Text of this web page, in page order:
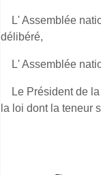
L' Assemblée
délibéré,
L' Assemblée
Le Président de
la loi dont la teneur